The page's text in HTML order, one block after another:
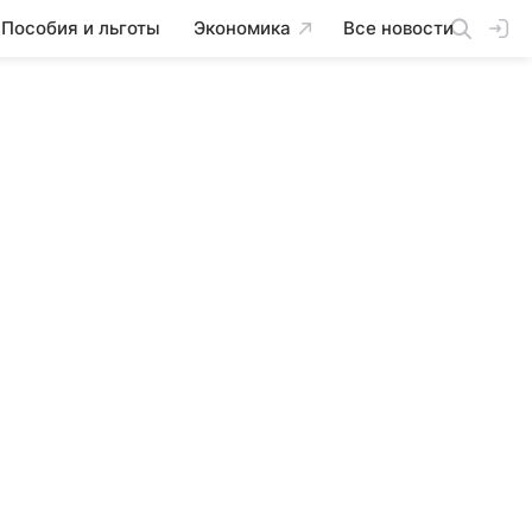
Пособия и льготы Экономика Все новости